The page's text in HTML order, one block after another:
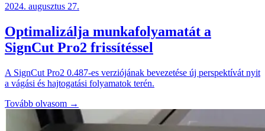
2024. augusztus 27.
Optimalizálja munkafolyamatát a
SignCut Pro2 frissítéssel
A SignCut Pro2 0.487-es verziójának bevezetése új perspektívát nyit
a vágási és hajtogatási folyamatok terén.
Tovább olvasom →